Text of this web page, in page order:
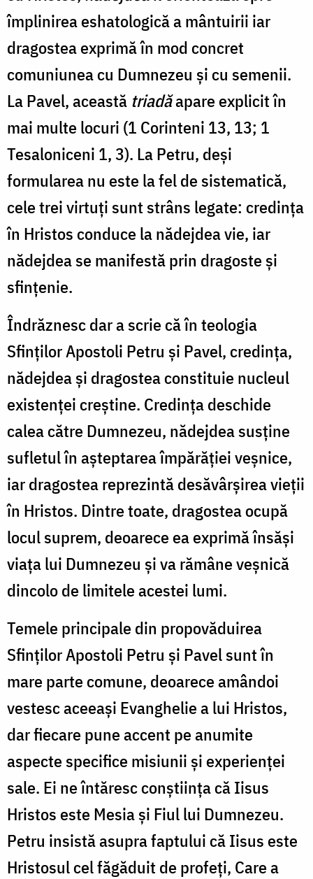
împlinirea eshatologică a mântuirii iar
dragostea exprimă în mod concret
comuniunea cu Dumnezeu și cu semenii.
La Pavel, această triadăapare explicit în
mai multe locuri (1 Corinteni 13, 13; 1
Tesaloniceni 1, 3). La Petru, deși
formularea nu este la fel de sistematică,
cele trei virtuți sunt strâns legate: credința
în Hristos conduce la nădejdea vie, iar
nădejdea se manifestă prin dragoste și
sfințenie.
Îndrăznesc dar a scrie căîn teologia
Sfinților Apostoli Petru și Pavel, credința,
nădejdea și dragostea constituie nucleul
existenței creștine. Credința deschide
calea către Dumnezeu, nădejdea susține
sufletul în așteptarea împărăției veșnice,
iar dragostea reprezintă desăvârșirea vieții
în Hristos. Dintre toate, dragostea ocupă
locul suprem, deoarece ea exprimă însăși
viața lui Dumnezeu și va rămâne veșnică
dincolo de limitele acestei lumi.
Temele principale din propovăduirea
Sfinților Apostoli Petru și Pavel sunt în
mare parte comune, deoarece amândoi
vestesc aceeași Evanghelie a lui Hristos,
dar fiecare pune accent pe anumite
aspecte specifice misiunii și experienței
sale. Ei ne întăresc conștiința că Iisus
Hristos este Mesia și Fiul lui Dumnezeu.
Petru insistă asupra faptului că Iisus este
Hristosul cel făgăduit de profeți, Care a